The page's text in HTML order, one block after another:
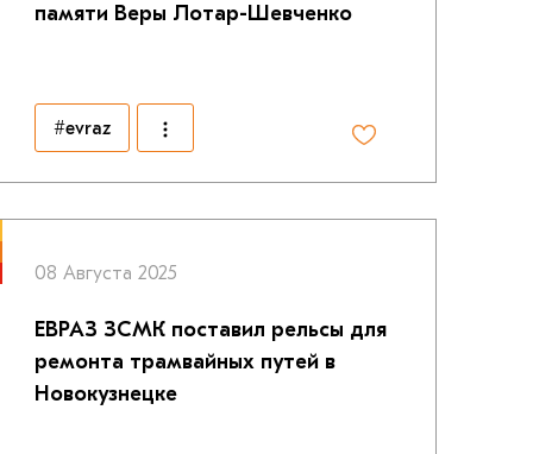
памяти Веры Лотар-Шевченко
#evraz
08 Августа 2025
ЕВРАЗ ЗСМК поставил рельсы для
ремонта трамвайных путей в
Новокузнецке